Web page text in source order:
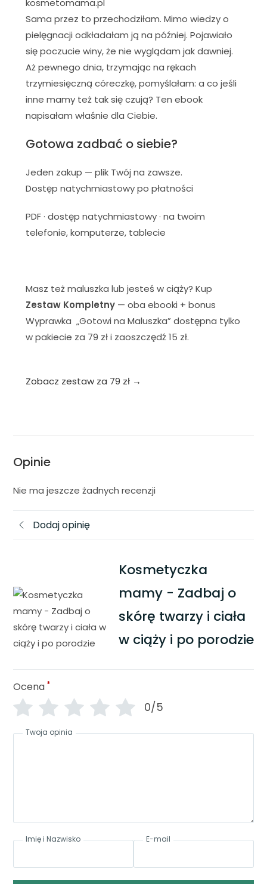
kosmetomama.pl
Sama przez to przechodziłam. Mimo wiedzy o
pielęgnacji odkładałam ją na później. Pojawiało
się poczucie winy, że nie wyglądam jak dawniej.
Aż pewnego dnia, trzymając na rękach
trzymiesięczną córeczkę, pomyślałam: a co jeśli
inne mamy też tak się czują? Ten ebook
napisałam właśnie dla Ciebie.
Gotowa zadbać o siebie?
Jeden zakup — plik Twój na zawsze.
Dostęp natychmiastowy po płatności
PDF · dostęp natychmiastowy · na twoim
telefonie, komputerze, tablecie
Masz też maluszka lub jesteś w ciąży? Kup
Zestaw Kompletny— oba ebooki + bonus
Wyprawka „Gotowi na Maluszka” dostępna tylko
w pakiecie za 79 zł i zaoszczędź 15 zł.
Zobacz zestaw za 79 zł →
Opinie
Nie ma jeszcze żadnych recenzji
Dodaj opinię
Kosmetyczka
mamy - Zadbaj o
skórę twarzy i ciała
w ciąży i po porodzie
Ocena *
0/5
Twoja opinia
Imię i Nazwisko E-mail